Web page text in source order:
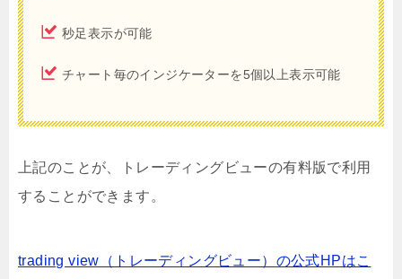
秒足表示が可能
チャート毎のインジケーターを5個以上表示可能
上記のことが、トレーディングビューの有料版で利用
することができます。
trading view（トレーディングビュー）の公式HPはこ